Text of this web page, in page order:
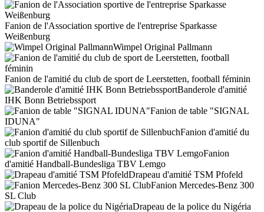
Fanion de l'Association sportive de l'entreprise Sparkasse
Weißenburg
Wimpel Original Pallmann
Fanion de l'amitié du club de sport de Leerstetten, football féminin
Banderole d'amitié
IHK Bonn Betriebssport
Fanion de table "SIGNAL
IDUNA"
Fanion d'amitié du
club sportif de Sillenbuch
Fanion
d'amitié Handball-Bundesliga TBV Lemgo
Drapeau d'amitié TSM Pfofeld
Fanion Mercedes-Benz 300
SL Club
Drapeau de la police du Nigéria